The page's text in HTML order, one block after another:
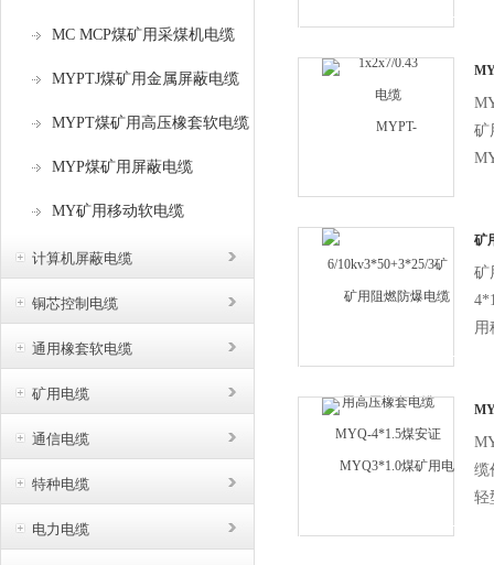
MC MCP煤矿用采煤机电缆
MYPTJ煤矿用金属屏蔽电缆
MYPT煤矿用高压橡套软电缆
MYP煤矿用屏蔽电缆
MY矿用移动软电缆
计算机屏蔽电缆
铜芯控制电缆
通用橡套软电缆
矿用电缆
通信电缆
特种电缆
电力电缆
似
高
矿
下
似
矿
煤
矿
用
压
轻
格
缆
轻